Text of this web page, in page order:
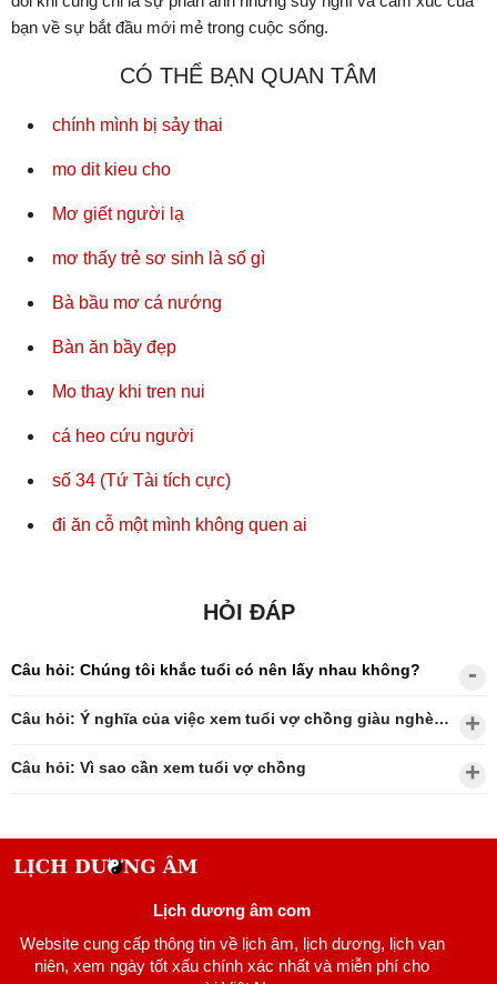
bạn về sự bắt đầu mới mẻ trong cuộc sống.
CÓ THỂ BẠN QUAN TÂM
chính mình bị sảy thai
mo dit kieu cho
Mơ giết người lạ
mơ thấy trẻ sơ sinh là số gì
Bà bầu mơ cá nướng
Bàn ăn bầy đẹp
Mo thay khi tren nui
cá heo cứu người
số 34 (Tứ Tài tích cực)
đi ăn cỗ một mình không quen ai
HỎI ĐÁP
Câu hỏi: Chúng tôi khắc tuổi có nên lấy nhau không?
Câu hỏi: Ý nghĩa của việc xem tuổi vợ chồng giàu nghèo?
Câu hỏi: Vì sao cần xem tuổi vợ chồng
Lịch dương âm com
Website cung cấp thông tin về lịch âm, lịch dương, lịch vạn
niên, xem ngày tốt xấu chính xác nhất và miễn phí cho